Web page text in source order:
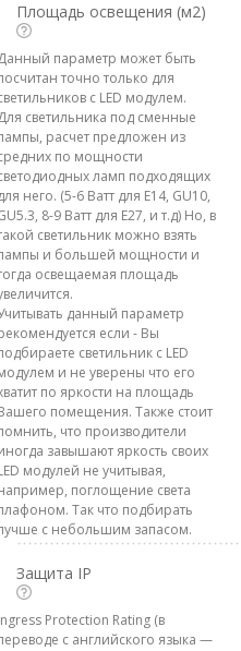
Площадь освещения (м2)
параметр может быть
точно только для
с LED модулем.
светильника под сменные
расчет предложен из
по мощности
ламп подходящих
него. (5-6 Ватт для E14, GU10,
8-9 Ватт для E27, и т.д) Но, в
светильник можно взять
и большей мощности и
освещаемая площадь
данный параметр
если - Вы
светильник с LED
и не уверены что его
по яркости на площадь
помещения. Также стоит
что производители
завышают яркость своих
модулей не учитывая,
поглощение света
Так что подбирать
с небольшим запасом.
Защита IP
Protection Rating (в
с английского языка —